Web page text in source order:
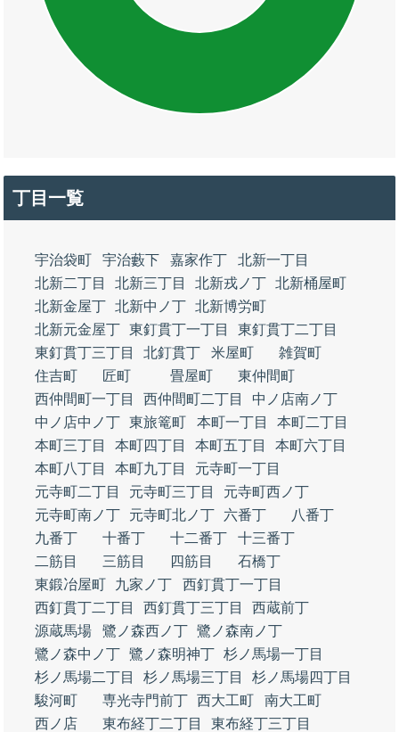
丁目一覧
宇治袋町 宇治藪下 嘉家作丁
北新一丁目
北新二丁目
北新三丁目 北新戎ノ丁 北新桶屋町
北新金屋丁 北新中ノ丁 北新博労町
北新元金屋丁 東釘貫丁一丁目
東釘貫丁二丁目
東釘貫丁三丁目
北釘貫丁 米屋町
雑賀町
住吉町
匠町 畳屋町
東仲間町
西仲間町一丁目
西仲間町二丁目
中ノ店南ノ丁
中ノ店中ノ丁 東旅篭町 本町一丁目
本町二丁目
本町三丁目
本町四丁目 本町五丁目
本町六丁目
本町八丁目
本町九丁目
元寺町一丁目
元寺町二丁目
元寺町三丁目
元寺町西ノ丁
元寺町南ノ丁
元寺町北ノ丁 六番丁
八番丁
九番丁
十番丁 十二番丁
十三番丁
二筋目
三筋目 四筋目
石橋丁
東鍛冶屋町
九家ノ丁
西釘貫丁一丁目
西釘貫丁二丁目
西釘貫丁三丁目
西蔵前丁
源蔵馬場
鷺ノ森西ノ丁 鷺ノ森南ノ丁
鷺ノ森中ノ丁 鷺ノ森明神丁 杉ノ馬場一丁目
杉ノ馬場二丁目
杉ノ馬場三丁目
杉ノ馬場四丁目
駿河町
専光寺門前丁 西大工町
南大工町
西ノ店
東布経丁二丁目
東布経丁三丁目